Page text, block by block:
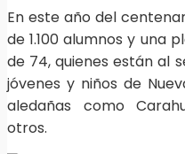
En este año del
de 1.100 alumnos y una
de 74, quienes están al
jóvenes y niños de
aledañas como
otros.